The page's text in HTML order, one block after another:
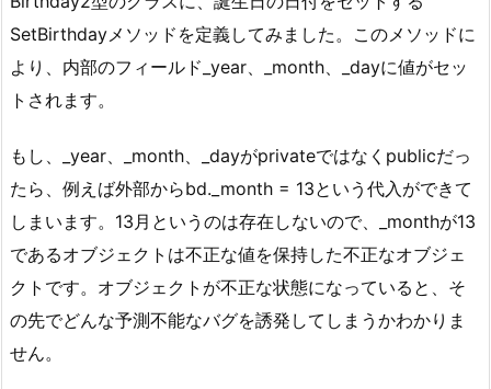
SetBirthdayメソッドを定義してみました。このメソッドに
より、内部のフィールド_year、_month、_dayに値がセッ
トされます。
もし、_year、_month、_dayがprivateではなくpublicだっ
たら、例えば外部からbd._month = 13という代入ができて
しまいます。13月というのは存在しないので、_monthが13
であるオブジェクトは不正な値を保持した不正なオブジェ
クトです。オブジェクトが不正な状態になっていると、そ
の先でどんな予測不能なバグを誘発してしまうかわかりま
せん。